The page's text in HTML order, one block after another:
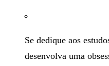
Se dedique aos
desenvolva uma